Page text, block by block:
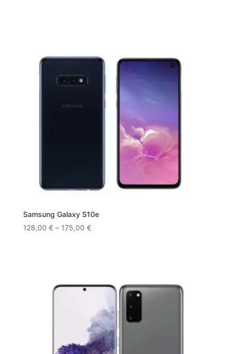
Samsung Galaxy S10e
128,00 €– 175,00 €